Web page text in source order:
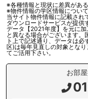
※各種情報と現状に差異があ
※物件情報の学区情報について
当サイト物件情報に記載され
ダウンロードサービスが提
データ【2021年度】を元に
と異なる場合がございます。
ト上で記述通り、データは
区)は毎年見直しの対象とな
てご活用下さい。
お部